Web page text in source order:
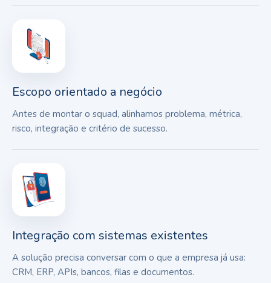
Escopo orientado a negócio
Antes de montar o squad, alinhamos problema, métrica,
risco, integração e critério de sucesso.
Integração com sistemas existentes
A solução precisa conversar com o que a empresa já usa:
CRM, ERP, APIs, bancos, filas e documentos.